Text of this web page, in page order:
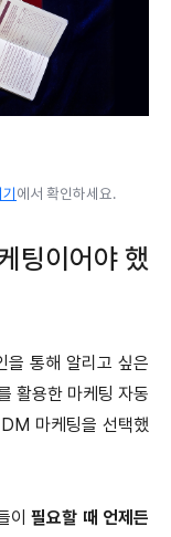
기에서 확인하세요.
팅이어야 했
을 통해 알리고 싶은
활용한 마케팅 자동
마케팅을 선택했
이필요할 때 언제든